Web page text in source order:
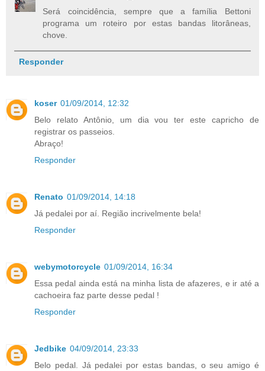
Será coincidência, sempre que a família Bettoni
programa um roteiro por estas bandas litorâneas,
chove.
Responder
koser 01/09/2014, 12:32
Belo relato Antônio, um dia vou ter este capricho de
registrar os passeios.
Abraço!
Responder
Renato 01/09/2014, 14:18
Já pedalei por aí. Região incrivelmente bela!
Responder
webymotorcycle 01/09/2014, 16:34
Essa pedal ainda está na minha lista de afazeres, e ir até a
cachoeira faz parte desse pedal !
Responder
Jedbike 04/09/2014, 23:33
Belo pedal. Já pedalei por estas bandas, o seu amigo é